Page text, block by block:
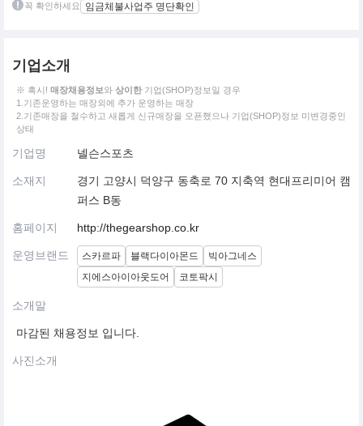
꼭 확인하세요 임금체불사업주 명단확인
기업소개
※ 혹시! 매장채용정보와 상이한 기업(SHOP)정보일 경우
1.기존운영하는 매장외에 추가 운영하는 매장
2.기존매장을 철수하고 새롭게 신규매장을 오픈했으나 기업(SHOP)정보 미변경중인
상태
기업명 넬슨스포츠
소재지
경기 고양시 덕양구 동축로 70 지축역 현대프리미어 캠
퍼스 B동
홈페이지 http://thegearshop.co.kr
운영브랜드 스카르파 블랙다이아몬드
빅아그네스
지에스아이아웃도어
코토팍시
소개말
마감된 채용정보 입니다.
사진소개